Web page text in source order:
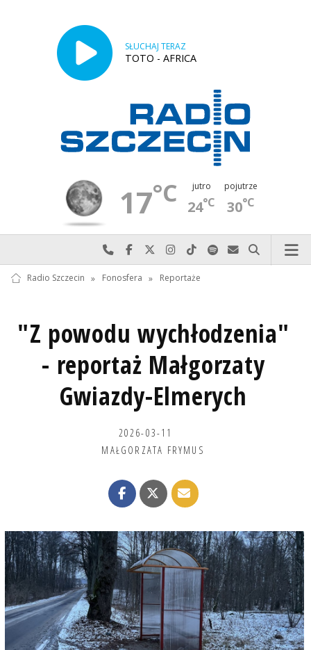
SŁUCHAJ TERAZ
TOTO - AFRICA
17°C jutro
24°C
pojutrze
30°C
Najlepiej po prostu do nas zadzwoń
Odwiedź nas na Facebook-u
Odwiedź nas na X
Odwiedź nas na Instagram-ie
Odwiedź nas na TikTok-u
Szukaj nas na Spotify
Wyślij do nas
Szukaj
Radio Szczecin » Fonosfera » Reportaże
"Z powodu wychłodzenia"
- reportaż Małgorzaty
Gwiazdy-Elmerych
2026-03-11
MAŁGORZATA FRYMUS